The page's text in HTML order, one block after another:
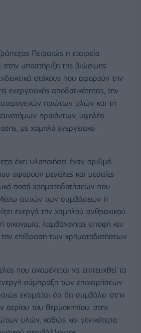
Πειραιώς η εταιρεία
στην υποστήριξη της βιώσιμης
στόχους που αφορούν την
ενεργειακής αποδοτικότητας, την
πρώτων υλών και τη
προϊόντων, υψηλής
με χαμηλό ενεργειακό
έχει υλοποιήσει έναν αριθμό
αφορούν μεγάλες και μεσαίες
ποσό χρηματοδοτήσεων που
αυτών των συμβάσεων η
ενεργά την χαμηλού ανθρακικού
οικονομία, λαμβάνοντας υπόψη και
επίδραση των χρηματοδοτήσεων
που αναμένεται να επιτευχθεί τα
σύμπραξη των επιχειρήσεων
εκτιμάται ότι θα συμβάλει στην
του θερμοκηπίου, στην
υλών, καθώς και γενικότερα